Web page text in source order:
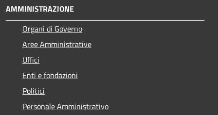
AMMINISTRAZIONE
Organi di Governo
Aree Amministrative
Uffici
Enti e fondazioni
Politici
Personale Amministrativo